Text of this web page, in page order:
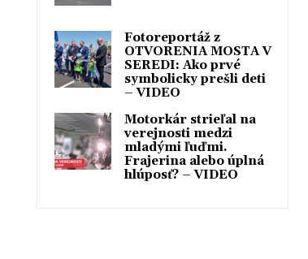
Fotoreportáž z
OTVORENIA MOSTA V
SEREDI: Ako prvé
symbolicky prešli deti
– VIDEO
Motorkár strieľal na
verejnosti medzi
mladými ľuďmi.
Frajerina alebo úplná
hlúposť? – VIDEO